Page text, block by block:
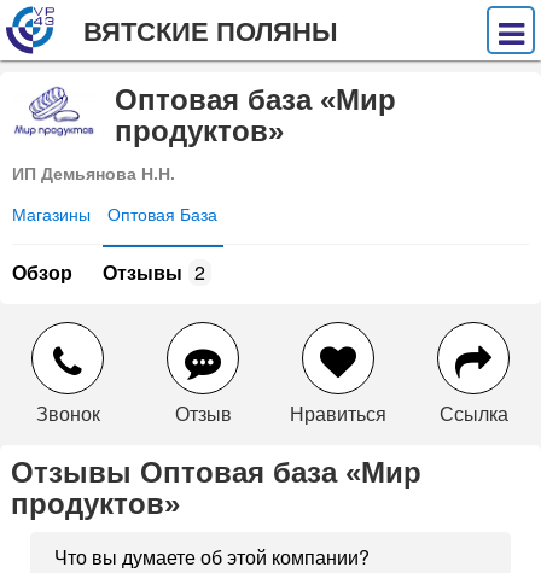
ВЯТСКИЕ ПОЛЯНЫ
Оптовая база «Мир
продуктов»
ИП Демьянова Н.Н.
Магазины Оптовая База
Обзор Отзывы 2
Звонок Отзыв Нравиться Ссылка
Отзывы Оптовая база «Мир
продуктов»